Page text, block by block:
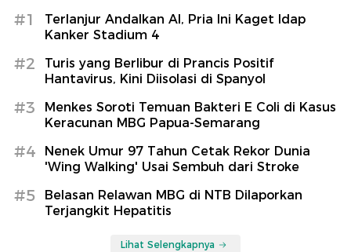
#1
Terlanjur Andalkan AI, Pria Ini Kaget Idap
Kanker Stadium 4
#2
Turis yang Berlibur di Prancis Positif
Hantavirus, Kini Diisolasi di Spanyol
#3
Menkes Soroti Temuan Bakteri E Coli di Kasus
Keracunan MBG Papua-Semarang
#4
Nenek Umur 97 Tahun Cetak Rekor Dunia
'Wing Walking' Usai Sembuh dari Stroke
#5
Belasan Relawan MBG di NTB Dilaporkan
Terjangkit Hepatitis
Lihat Selengkapnya